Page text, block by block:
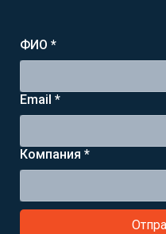
ФИО *
Email *
Компания *